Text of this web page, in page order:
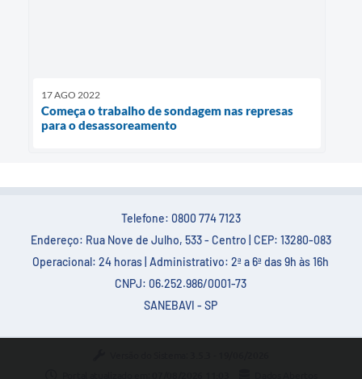
17 AGO 2022
Começa o trabalho de sondagem nas represas
para o desassoreamento
Telefone: 0800 774 7123
Endereço: Rua Nove de Julho, 533 - Centro | CEP: 13280-083
Operacional: 24 horas | Administrativo: 2ª a 6ª das 9h às 16h
CNPJ: 06.252.986/0001-73
SANEBAVI - SP